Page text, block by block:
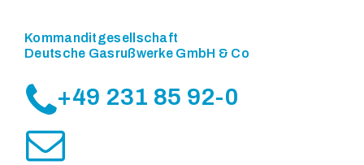
Kommanditgesellschaft
Deutsche Gasrußwerke GmbH & Co
+49 231 85 92-0